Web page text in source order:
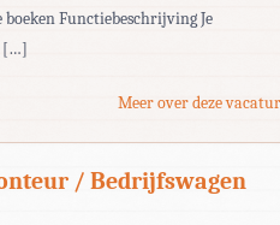
boeken Functiebeschrijving Je
[…]
Meer over deze
/ Bedrijfswagen